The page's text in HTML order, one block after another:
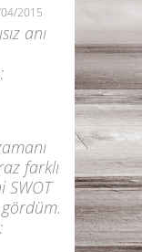
2015
anı
farklı
SWOT